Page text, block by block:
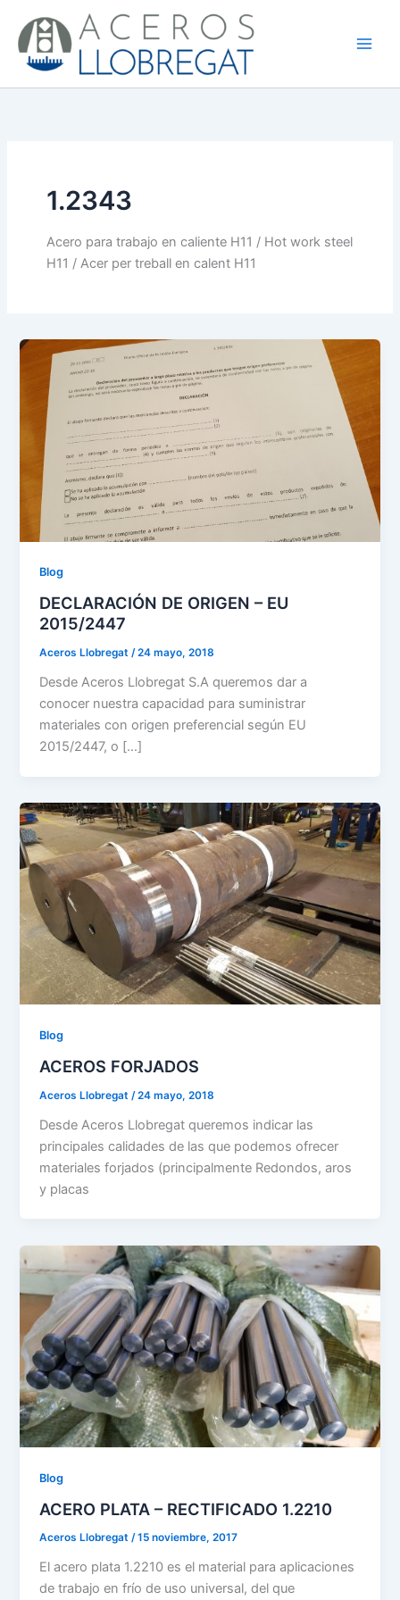
contenido
1.2343
Acero para trabajo en caliente H11 / Hot work steel
H11 / Acer per treball en calent H11
Blog
DECLARACIÓN DE ORIGEN – EU
2015/2447
Aceros Llobregat/24 mayo, 2018
Desde Aceros Llobregat S.A queremos dar a
conocer nuestra capacidad para suministrar
materiales con origen preferencial según EU
2015/2447, o […]
Blog
ACEROS FORJADOS
Aceros Llobregat /24 mayo, 2018
Desde Aceros Llobregat queremos indicar las
principales calidades de las que podemos ofrecer
materiales forjados (principalmente Redondos, aros
y placas
Blog
ACERO PLATA – RECTIFICADO 1.2210
Aceros Llobregat/15 noviembre, 2017
El acero plata 1.2210 es el material para aplicaciones
de trabajo en frío de uso universal, del que